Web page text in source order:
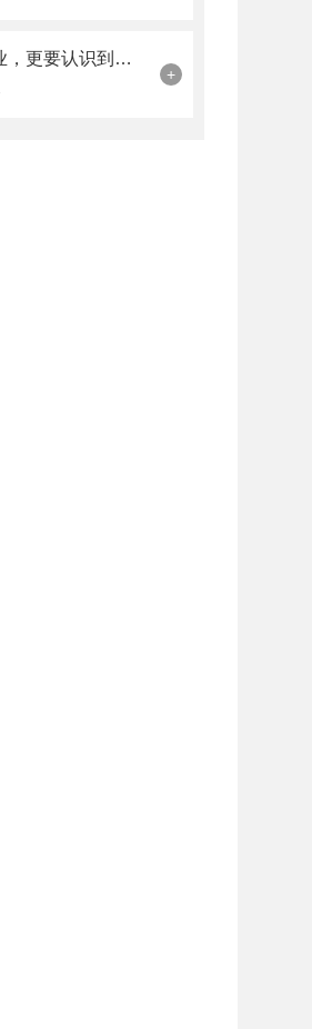
危化品企业，更要认识到工业气体报警器的重要性
+